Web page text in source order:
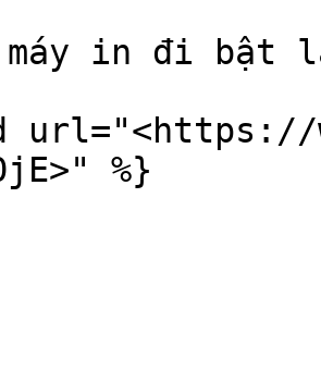
in đi bật
url="<https://